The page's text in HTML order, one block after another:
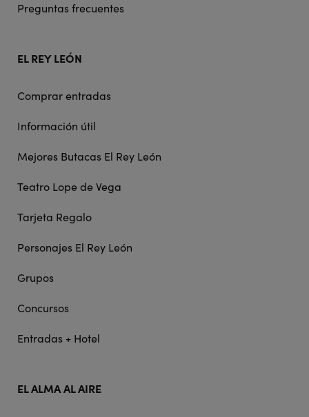
Preguntas frecuentes
EL REY LEÓN
Comprar entradas
Información útil
Mejores Butacas El Rey León
Teatro Lope de Vega
Tarjeta Regalo
Personajes El Rey León
Grupos
Concursos
Entradas + Hotel
EL ALMA AL AIRE